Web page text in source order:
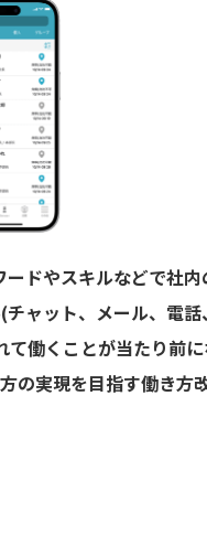
ドやスキルなどで社内
ャット、メール、電話、
働くことが当たり前
の実現を目指す働き方